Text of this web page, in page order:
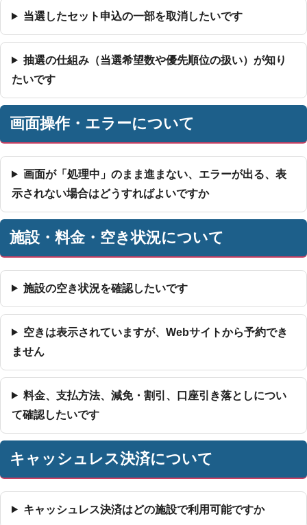
当選したセット申込の一部を取消したいです
抽選の仕組み（当選希望数や優先順位の扱い）が知り
たいです
画面操作・エラーについて
画面が「処理中」のまま進まない、エラーが出る、表
示されない場合はどうすればよいですか
施設・料金・空き状況について
施設の空き状況を確認したいです
空きは表示されていますが、Webサイトから予約でき
ません
料金、支払方法、減免・割引、口座引き落としについ
て確認したいです
キャッシュレス決済について
キャッシュレス決済はどの施設で利用可能ですか